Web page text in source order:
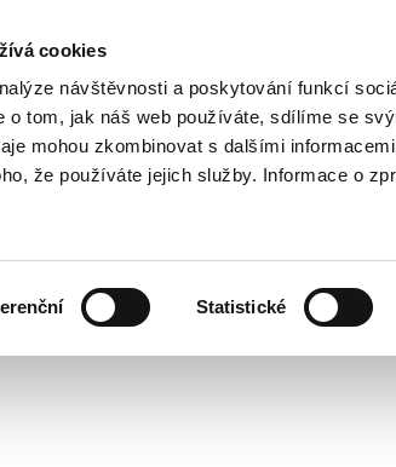
cookies
návštěvnosti a poskytování funkcí
o tom, jak náš web používáte, sdílíme se
mohou zkombinovat s dalšími
že používáte jejich služby. Informace o
Statistické
šipkami
pro
submenu
investovat
submenu
Užitečné